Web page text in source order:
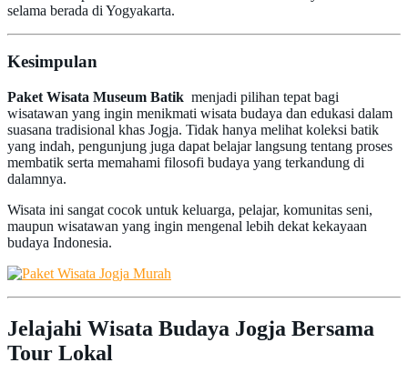
selama berada di Yogyakarta.
Kesimpulan
Paket Wisata Museum Batik menjadi pilihan tepat bagi
wisatawan yang ingin menikmati wisata budaya dan edukasi dalam
suasana tradisional khas Jogja. Tidak hanya melihat koleksi batik
yang indah, pengunjung juga dapat belajar langsung tentang proses
membatik serta memahami filosofi budaya yang terkandung di
dalamnya.
Wisata ini sangat cocok untuk keluarga, pelajar, komunitas seni,
maupun wisatawan yang ingin mengenal lebih dekat kekayaan
budaya Indonesia.
Jelajahi Wisata Budaya Jogja Bersama
Tour Lokal